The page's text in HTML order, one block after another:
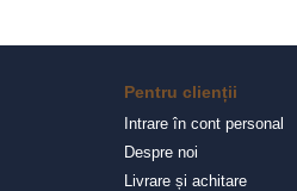
Pentru clienții
Intrare în cont personal
Despre noi
Livrare și achitare